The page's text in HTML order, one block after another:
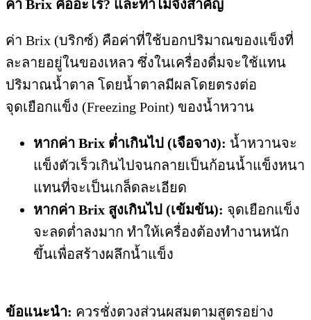
ค่า Brix คืออะไร? และทำไมจึงสำคัญ
ค่า Brix (บริกซ์) คือค่าที่ใช้บอกปริมาณของแข็งที่
ละลายอยู่ในของเหลว ซึ่งในเครื่องดื่มจะใช้แทน
ปริมาณน้ำตาล โดยน้ำตาลมีผลโดยตรงต่อ
จุดเยือกแข็ง (Freezing Point) ของน้ำหวาน
หากค่า Brix ต่ำเกินไป (เจือจาง): น้ำหวานจะ
แข็งตัวเร็วเกินไปจนกลายเป็นก้อนน้ำแข็งหนา
แทนที่จะเป็นเกล็ดละเอียด
หากค่า Brix สูงเกินไป (เข้มข้น): จุดเยือกแข็ง
จะลดต่ำลงมาก ทำให้เครื่องต้องทำงานหนัก
ขึ้นเพื่อสร้างผลึกน้ำแข็ง
ข้อแนะนำ: ควรชั่งตวงส่วนผสมตามสูตรอย่าง